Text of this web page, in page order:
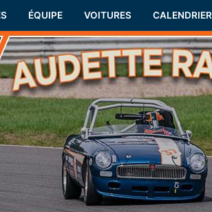
ÉQUIPE VOITURES CALENDRIER